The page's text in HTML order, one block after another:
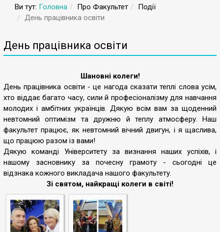
Ви тут: Головна Про Факультет
Події
День працівника освіти
День працівника освіти
Шановні колеги!
День працівника освіти - це нагода сказати теплі слова усім,
хто віддає багато часу, сили й професіоналізму для навчання
молодих і амбітних українців. Дякую всім вам за щоденний
невтомний оптимізм та дружню й теплу атмосферу. Наш
факультет працює, як невтомний вічний двигун, і я щаслива,
що працюю разом із вами!
Дякую команді Університету за визнання наших успіхів, і
нашому засновнику за почесну грамоту - сьогодні це
відзнака кожного викладача нашого факультету.
Зі святом, найкращі колеги в світі!